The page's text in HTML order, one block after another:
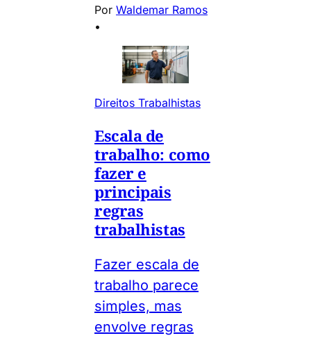
Por Waldemar Ramos
•
Direitos Trabalhistas
Escala de
trabalho: como
fazer e
principais
regras
trabalhistas
Fazer escala de
trabalho parece
simples, mas
envolve regras